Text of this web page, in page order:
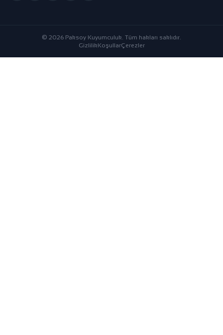
© 2026 Paksoy Kuyumculuk. Tüm hakları saklıdır.
GizlilikKoşullarÇerezler